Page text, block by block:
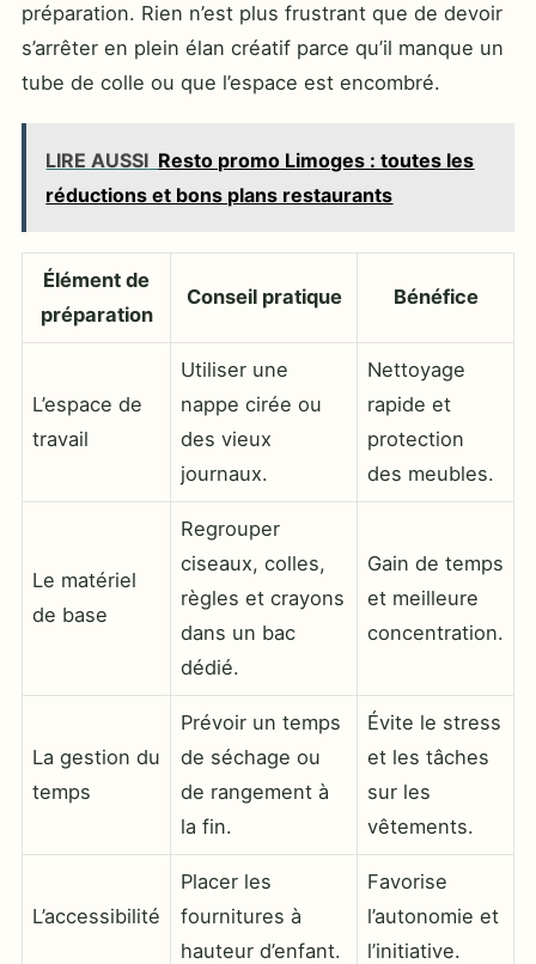
préparation. Rien n’est plus frustrant que de devoir
s’arrêter en plein élan créatif parce qu’il manque un
tube de colle ou que l’espace est encombré.
LIRE AUSSI Resto promo Limoges : toutes les
réductions et bons plans restaurants
Élément de
préparation
Conseil pratique Bénéfice
L’espace de
travail
Utiliser une
nappe cirée ou
des vieux
journaux.
Nettoyage
rapide et
protection
des meubles.
Le matériel
de base
Regrouper
ciseaux, colles,
règles et crayons
dans un bac
dédié.
Gain de temps
et meilleure
concentration.
La gestion du
temps
Prévoir un temps
de séchage ou
de rangement à
la fin.
Évite le stress
et les tâches
sur les
vêtements.
L’accessibilité
Placer les
fournitures à
hauteur d’enfant.
Favorise
l’autonomie et
l’initiative.